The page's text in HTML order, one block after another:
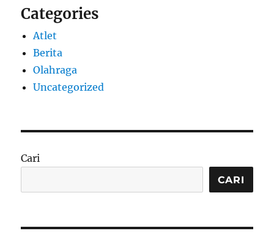
Categories
Atlet
Berita
Olahraga
Uncategorized
Cari
CARI